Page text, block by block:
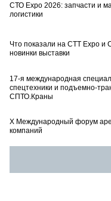
СТО Expo 2026: запчасти и
логистики
Что показали на CTT Expo и
новинки выставки
17-я международная
спецтехники и подъемно-
СПТО.Краны
X Международный форум
компаний